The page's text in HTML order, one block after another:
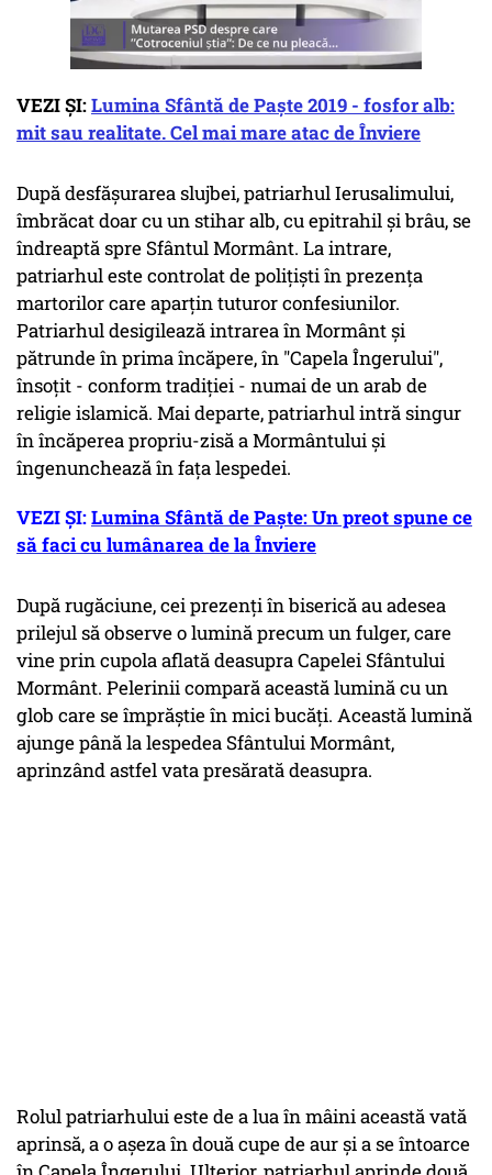
VEZI ȘI:Lumina Sfântă de Paște 2019 - fosfor alb:
mit sau realitate. Cel mai mare atac de Înviere
După desfăşurarea slujbei, patriarhul Ierusalimului,
îmbrăcat doar cu un stihar alb, cu epitrahil şi brâu, se
îndreaptă spre Sfântul Mormânt. La intrare,
patriarhul este controlat de poliţişti în prezenţa
martorilor care aparţin tuturor confesiunilor.
Patriarhul desigilează intrarea în Mormânt şi
pătrunde în prima încăpere, în "Capela Îngerului",
însoţit - conform tradiţiei - numai de un arab de
religie islamică. Mai departe, patriarhul intră singur
în încăperea propriu-zisă a Mormântului şi
îngenunchează în faţa lespedei.
VEZI ȘI:Lumina Sfântă de Paște: Un preot spune ce
să faci cu lumânarea de la Înviere
După rugăciune, cei prezenţi în biserică au adesea
prilejul să observe o lumină precum un fulger, care
vine prin cupola aflată deasupra Capelei Sfântului
Mormânt. Pelerinii compară această lumină cu un
glob care se împrăştie în mici bucăţi. Această lumină
ajunge până la lespedea Sfântului Mormânt,
aprinzând astfel vata presărată deasupra.
Rolul patriarhului este de a lua în mâini această vată
aprinsă, a o aşeza în două cupe de aur şi a se întoarce